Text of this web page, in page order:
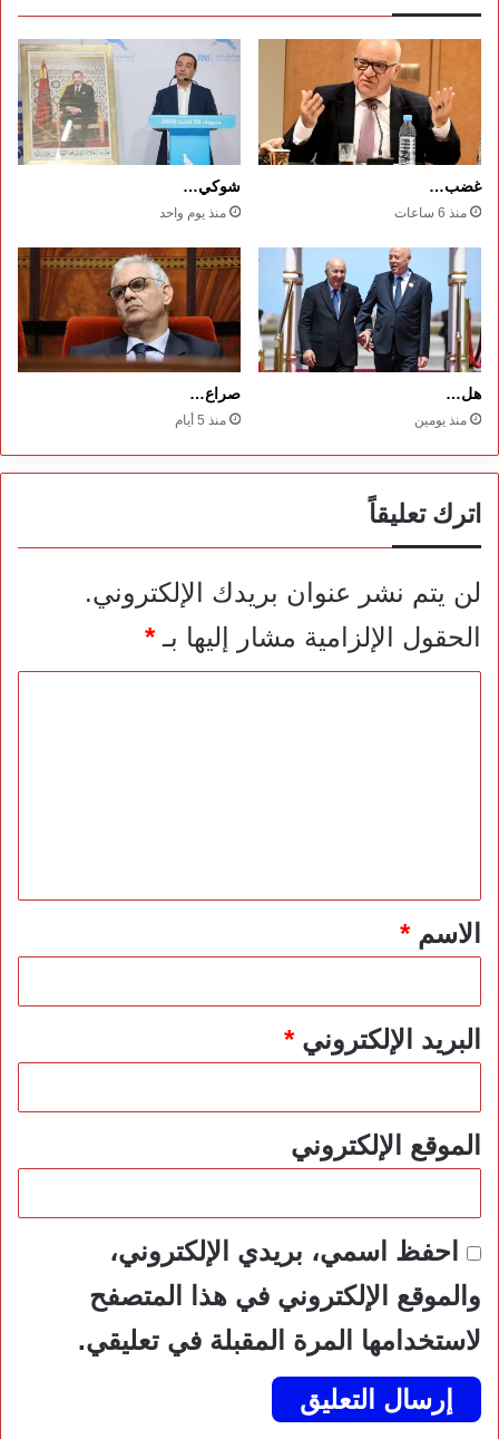
غضب…
منذ 6 ساعات
شوكي…
منذ يوم واحد
هل…
منذ يومين
صراع…
منذ 5 أيام
اترك تعليقاً
لن يتم نشر عنوان بريدك الإلكتروني.
الحقول الإلزامية مشار إليها بـ*
*الاسم*
البريد الإلكتروني*
الموقع الإلكتروني
احفظ اسمي، بريدي الإلكتروني،
والموقع الإلكتروني في هذا المتصفح
لاستخدامها المرة المقبلة في تعليقي.